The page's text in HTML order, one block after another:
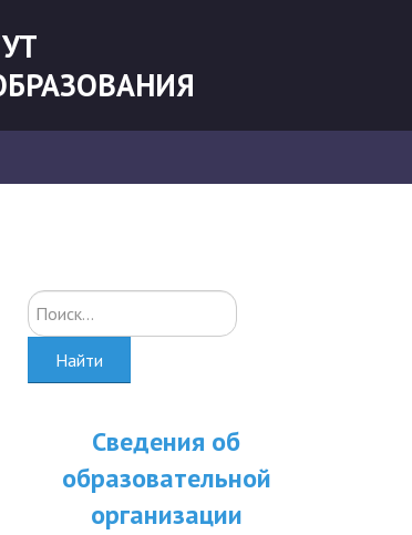
Искать...
Найти
Сведения об
образовательной
организации